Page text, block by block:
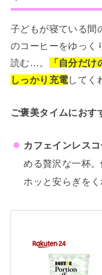
子どもが寝ている間
のコーヒーをゆっく
読む…。
「自分だ
しっかり充電してく
ご褒美タイムにおす
カフェインレス
める贅沢な一杯
ホッと安らぎをく